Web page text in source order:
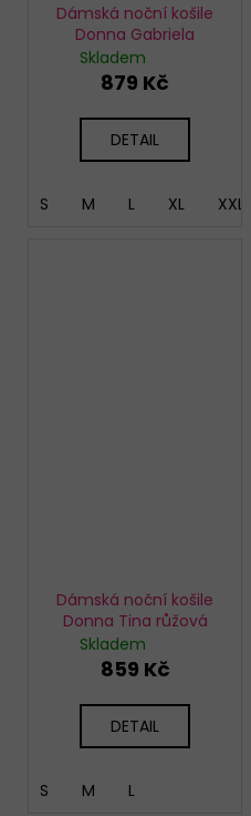
Dámská noční košile
Donna Gabriela
Skladem
879 Kč
DETAIL
S M L XL XXL
Dámská noční košile
Donna Tina růžová
Skladem
859 Kč
DETAIL
S M L